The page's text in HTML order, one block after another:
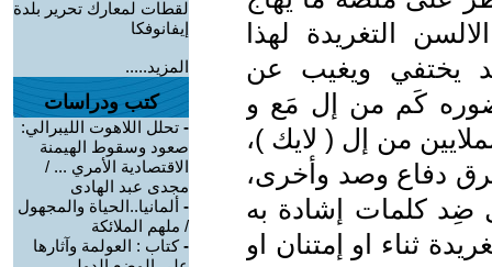
التغريدة لهذا
يختفي ويغيب عن
كَم من إل مَع و
من إل ( لايك )،
دفاع وصد وأخرى،
ضِد كلمات إشادة به
ثناء او إمتنان او
لقطات لمعارك تحرير بلدة
إيفانوفكا
المزيد.....
كتب ودراسات
- تحلل اللاهوت الليبرالي:
صعود وسقوط الهيمنة
الاقتصادية الأمري ... /
مجدى عبد الهادى
- ألمانيا..الحياة والمجهول
/ ملهم الملائكة
-كتاب : العولمة وآثارها